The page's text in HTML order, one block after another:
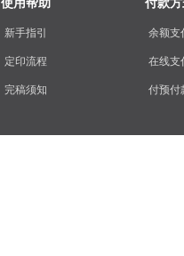
使用帮助
新手指引
定印流程
完稿须知
付款方
余额支
在线支
付预付